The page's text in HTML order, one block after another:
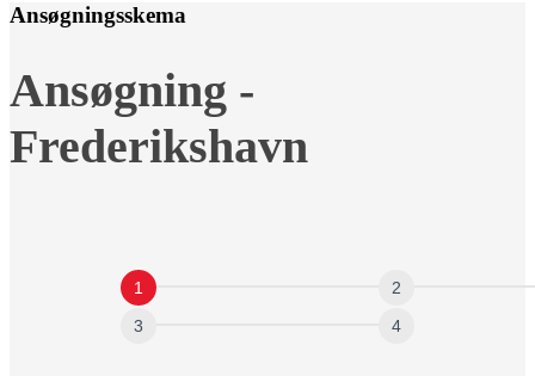
Ansøgningsskema
Frederikshavn
Ansøgning -
Frederikshavn